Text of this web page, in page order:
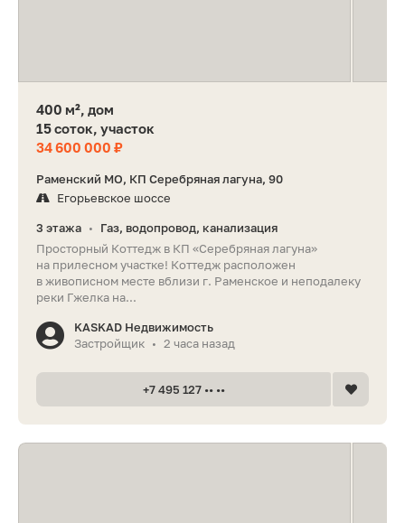
400 м², дом
15 соток, участок
34 600 000 ₽
Раменский МО, КП Серебряная лагуна, 90
Егорьевское шоссе
3 этажа •
Газ, водопровод, канализация
Просторный Коттедж в КП «Серебряная лагуна»
на прилесном участке! Коттедж расположен
в живописном месте вблизи г. Раменское и неподалеку
реки Гжелка на...
KASKAD Недвижимость
Застройщик • 2 часа назад
+7 495 127 •• ••